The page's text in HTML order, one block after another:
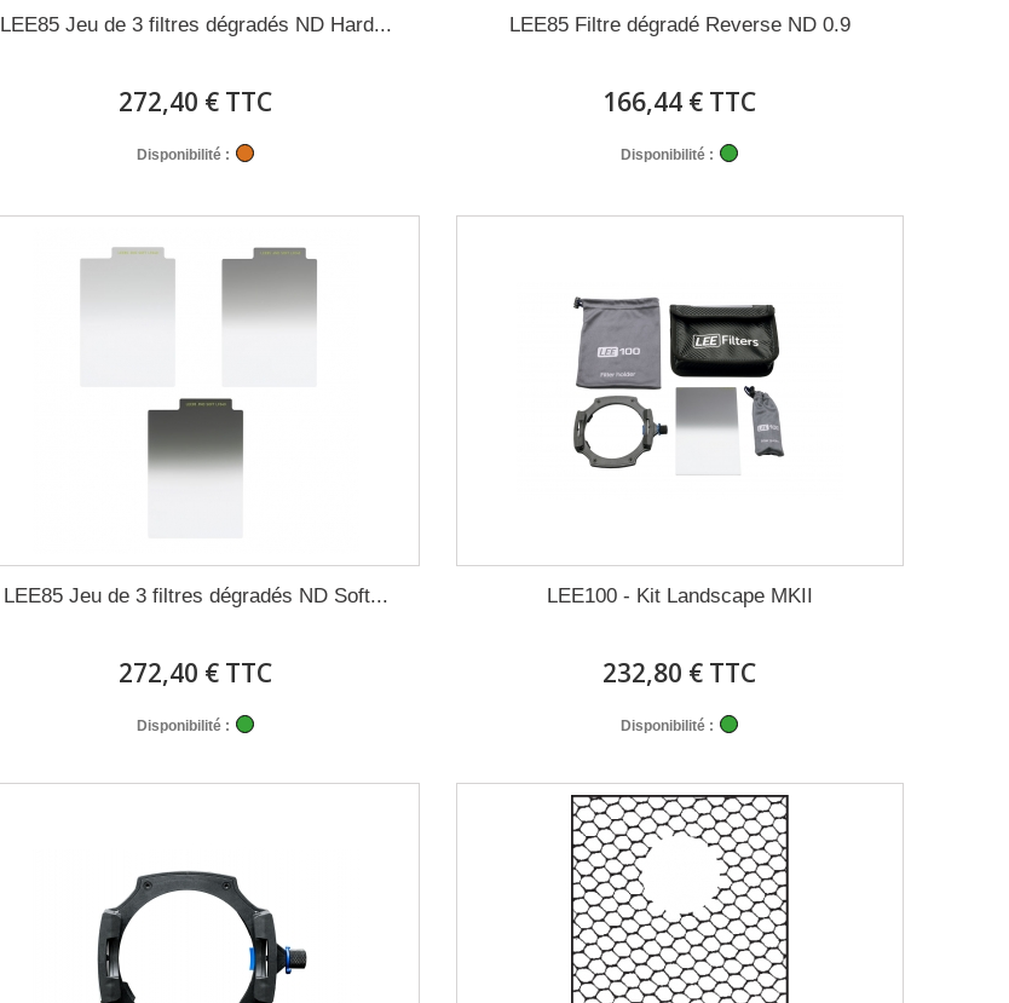
LEE85 Jeu de 3 filtres dégradés ND Hard...
272,40 € TTC
Disponibilité :
LEE85 Filtre dégradé Reverse ND 0.9
166,44 € TTC
Disponibilité :
LEE85 Jeu de 3 filtres dégradés ND Soft...
272,40 € TTC
Disponibilité :
LEE100 - Kit Landscape MKII
232,80 € TTC
Disponibilité :